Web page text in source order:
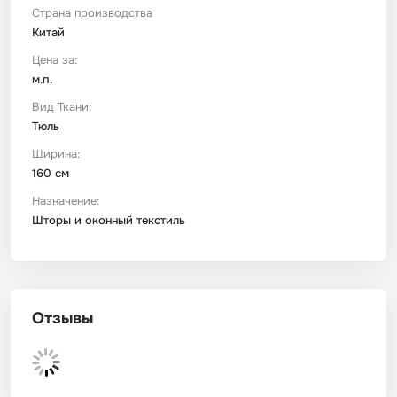
Страна производства
Китай
Цена за:
м.п.
Вид Ткани:
Тюль
Ширина:
160 см
Назначение:
Шторы и оконный текстиль
Отзывы
Штапель